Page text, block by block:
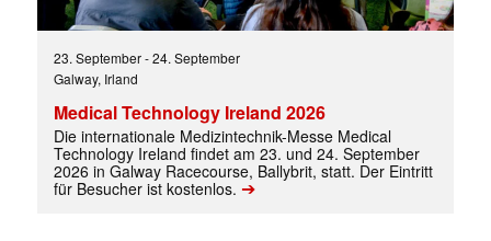
Mit dem |transkript-Newsletter
jede Woche aktuell informiert.
23. September-24. September
Galway, Irland
Medical Technology Ireland 2026
Die internationale Medizintechnik-Messe Medical
Technology Ireland findet am 23. und 24. September
2026 in Galway Racecourse, Ballybrit, statt. Der Eintritt
für Besucher ist kostenlos. ➔